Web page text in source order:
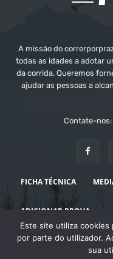
A missão do
todas as idades a adotar
da corrida. Queremos
ajudar as pessoas a
Contate-nos:
FICHA TÉCNICA
ADICIONAR PROVA
© Copyright -
Este site utiliza cookies
por parte do utilizador.
sua